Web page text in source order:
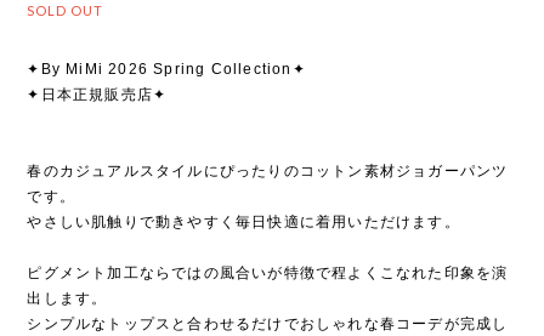
SOLD OUT
✦By MiMi 2026 Spring Collection✦
✦日本正規販売店✦
春のカジュアルスタイルにぴったりのコットン素材ジョガーパンツ
です。
やさしい肌触りで動きやすく毎日快適に着用いただけます。
ピグメント加工ならではの風合いが特徴で程よくこなれた印象を演
出します。
シンプルなトップスと合わせるだけでおしゃれな春コーデが完成し